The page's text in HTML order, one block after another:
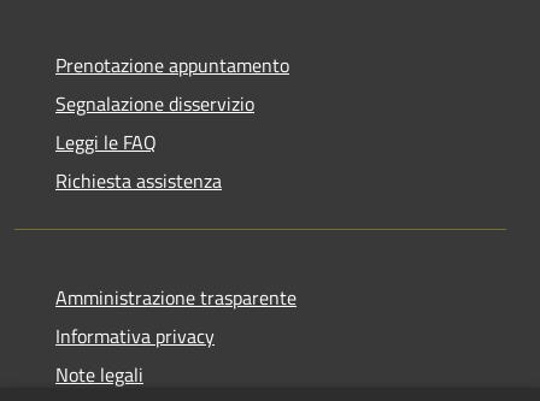
Prenotazione appuntamento
Segnalazione disservizio
Leggi le FAQ
Richiesta assistenza
Amministrazione trasparente
Informativa privacy
Note legali